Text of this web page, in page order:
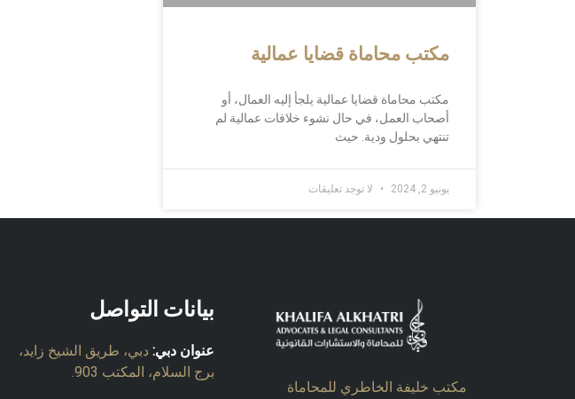
مكتب محاماة قضايا عمالية
مكتب محاماة قضايا عمالية يلجأ إليه العمال، أو
أصحاب العمل، في حال نشوء خلافات عمالية لم
تنتهي بحلول ودية. حيث
يونيو 2, 2024 لا توجد تعليقات
مكتب خليفة الخاطري للمحاماة
بيانات التواصل
عنوان دبي: دبي، طريق الشيخ زايد،
برج السلام، المكتب 903.